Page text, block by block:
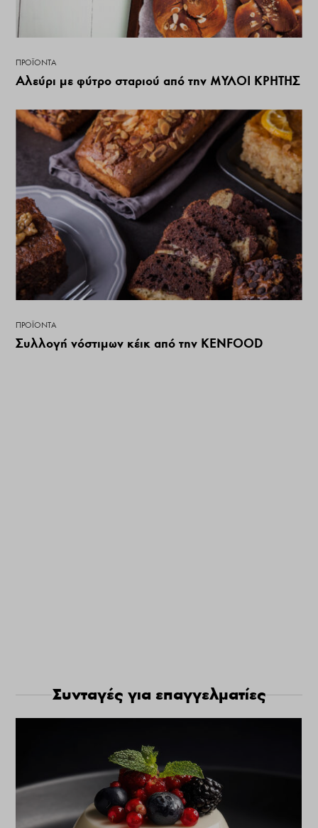
ΠΡΟΪΌΝΤΑ
Αλεύρι με φύτρο σταριού από την ΜΥΛΟΙ ΚΡΗΤΗΣ
ΠΡΟΪΌΝΤΑ
Συλλογή νόστιμων κέικ από την KENFOOD
Συνταγές για επαγγελματίες